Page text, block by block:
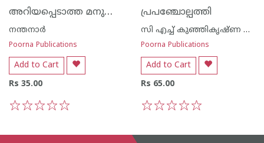
അറിയപ്പെടാത്ത മനുഷ്യജീവികള്‍
നന്തനാര്‍
Poorna Publications
Add to Cart
Rs 35.00
പ്രപഞ്ചോല്പത്തി
സി എച്ച് കുഞ്ഞികൃഷ്ണ ക്കുറുപ്പ്
Poorna Publications
Add to Cart
Rs 65.00